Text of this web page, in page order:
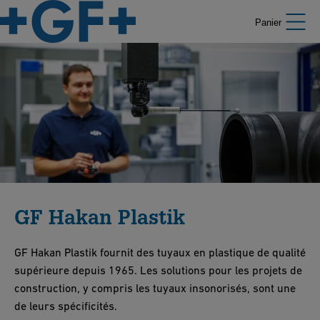
Panier
GF Hakan Plastik
GF Hakan Plastik fournit des tuyaux en plastique de qualité
supérieure depuis 1965. Les solutions pour les projets de
construction, y compris les tuyaux insonorisés, sont une
de leurs spécificités.